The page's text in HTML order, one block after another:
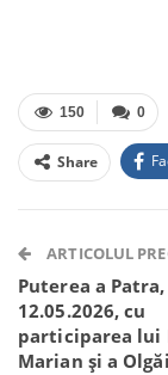
0
150
Share
Telegram
ARTICOLUL
Puterea a
12.05.2026, cu
participarea lui
Marian și a